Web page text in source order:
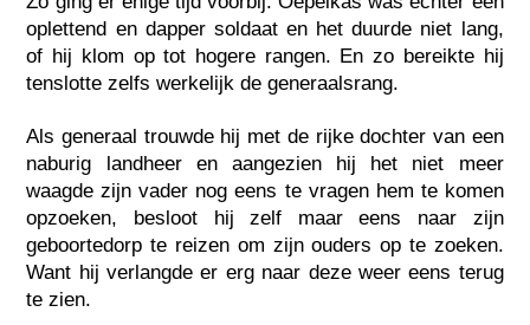
oplettend en dapper soldaat en het duurde niet lang,
of hij klom op tot hogere rangen. En zo bereikte hij
tenslotte zelfs werkelijk de generaalsrang.
Als generaal trouwde hij met de rijke dochter van een
naburig landheer en aangezien hij het niet meer
waagde zijn vader nog eens te vragen hem te komen
opzoeken, besloot hij zelf maar eens naar zijn
geboortedorp te reizen om zijn ouders op te zoeken.
Want hij verlangde er erg naar deze weer eens terug
te zien.